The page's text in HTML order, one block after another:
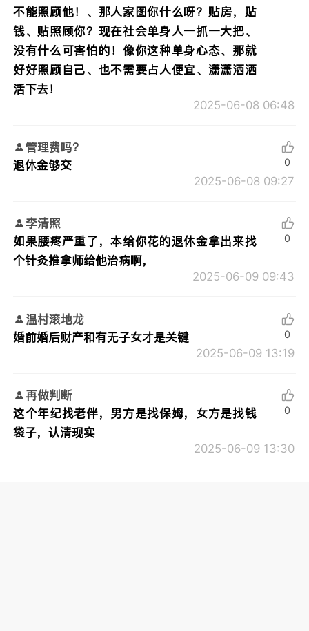
不能照顾他！、那人家图你什么呀？贴房，贴
钱、贴照顾你？现在社会单身人一抓一大把、
没有什么可害怕的！像你这种单身心态、那就
好好照顾自己、也不需要占人便宜、潇潇洒洒
活下去！
2025-06-08 06:48
管理费吗？
退休金够交
2025-06-08 09:27
0
李清照
如果腰疼严重了，本给你花的退休金拿出来找
个针灸推拿师给他治病啊，
2025-06-09 09:43
0
温村滚地龙
婚前婚后财产和有无子女才是关键
2025-06-09 13:19
0
再做判断
这个年纪找老伴，男方是找保姆，女方是找钱
袋子，认清现实
2025-06-09 13:30
0